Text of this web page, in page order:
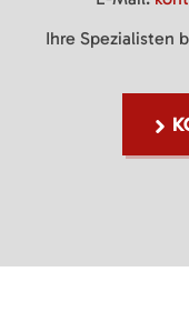
Ihre Spezialisten